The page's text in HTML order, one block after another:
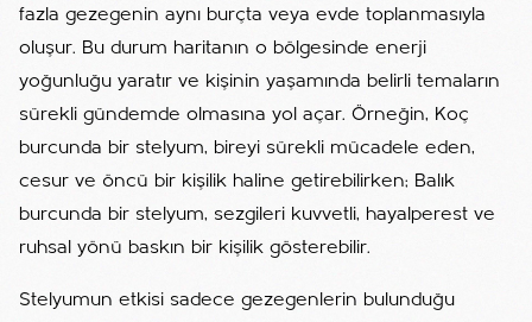
fazla gezegenin aynı burçta veya evde toplanmasıyla
oluşur. Bu durum haritanın o bölgesinde enerji
yoğunluğu yaratır ve kişinin yaşamında belirli temaların
sürekli gündemde olmasına yol açar. Örneğin, Koç
burcunda bir stelyum, bireyi sürekli mücadele eden,
cesur ve öncü bir kişilik haline getirebilirken; Balık
burcunda bir stelyum, sezgileri kuvvetli, hayalperest ve
ruhsal yönü baskın bir kişilik gösterebilir.
Stelyumun etkisi sadece gezegenlerin bulunduğu